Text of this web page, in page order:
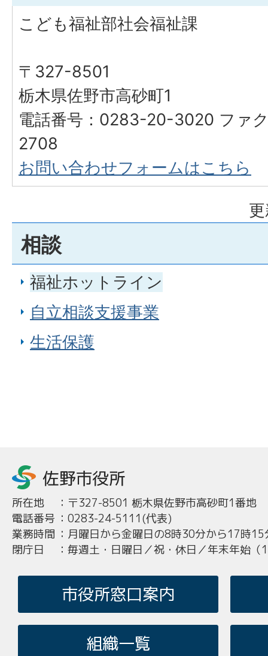
こども福祉部社会福祉課
〒327-8501
栃木県佐野市高砂町1
電話番号：0283-20-3020 ファ
2708
お問い合わせフォームはこちら
相談
福祉ホットライン
自立相談支援事業
生活保護
所在地 ： 〒327-8501 栃木県佐野市高砂町1番地
電話番号 ： 0283-24-5111(代表)
業務時間 ： 月曜日から金曜日の8時30分から17時15
閉庁日
： 毎週土・日曜日／祝・休日／年末年始
市役所窓口案内
組織一覧